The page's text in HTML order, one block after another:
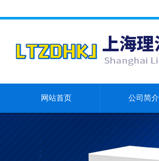
网站首页 公司简介